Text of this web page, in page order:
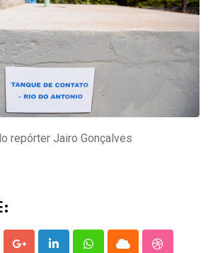
repórter Jairo Gonçalves